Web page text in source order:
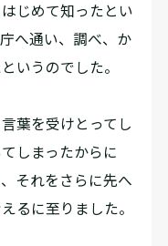
じめて知ったとい
へ通い、調べ、か
いうのでした。
葉を受けとってし
しまったからに
それをさらに先へ
るに至りました。